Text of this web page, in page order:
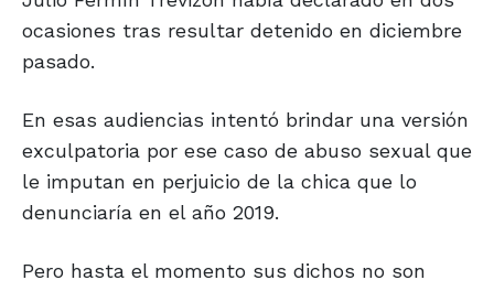
ocasiones tras resultar detenido en diciembre
pasado.
En esas audiencias intentó brindar una versión
exculpatoria por ese caso de abuso sexual que
le imputan en perjuicio de la chica que lo
denunciaría en el año 2019.
Pero hasta el momento sus dichos no son